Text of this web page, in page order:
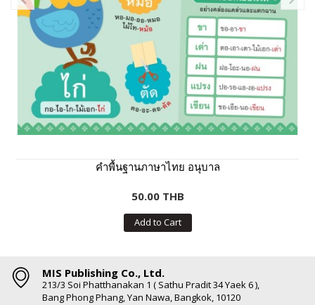
คำพื้นฐานภาษาไทย อนุบาล
50.00 THB
Add to Cart
MIS Publishing Co., Ltd.
213/3 Soi Phatthanakan 1 ( Sathu Pradit 34 Yaek 6 ),
Bang Phong Phang, Yan Nawa, Bangkok, 10120